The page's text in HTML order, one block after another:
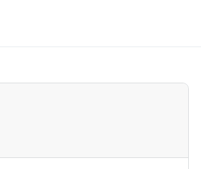
Zu den Gläsern